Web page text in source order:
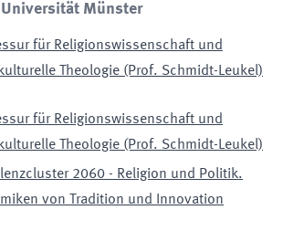
Münster
für Religionswissenschaft und
Theologie (Prof. Schmidt-Leukel)
für Religionswissenschaft und
Theologie (Prof. Schmidt-Leukel)
2060 - Religion und Politik.
von Tradition und Innovation